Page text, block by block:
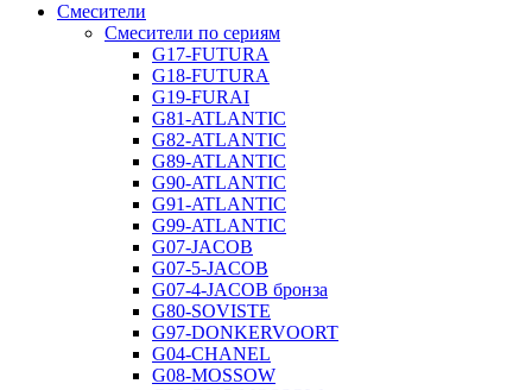
Смесители
Смесители по сериям
G17-FUTURA
G18-FUTURA
G19-FURAI
G81-ATLANTIC
G82-ATLANTIC
G89-ATLANTIC
G90-ATLANTIC
G91-ATLANTIC
G99-ATLANTIC
G07-JACOB
G07-5-JACOB
G07-4-JACOB бронза
G80-SOVISTE
G97-DONKERVOORT
G04-CHANEL
G08-MOSSOW